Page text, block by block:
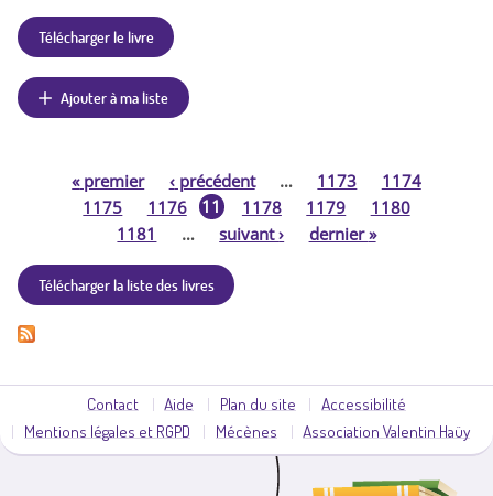
Télécharger le livre
Ajouter à ma liste
g
e
s
«premier ‹précédent … 1173
1174
1175
1176
11
77
1178 1179
1180
1181
… suivant› dernier»
Télécharger la liste des livres
Contact Aide Plan du site
Accessibilité
Mentions légales et RGPD
Mécènes Association Valentin Haüy